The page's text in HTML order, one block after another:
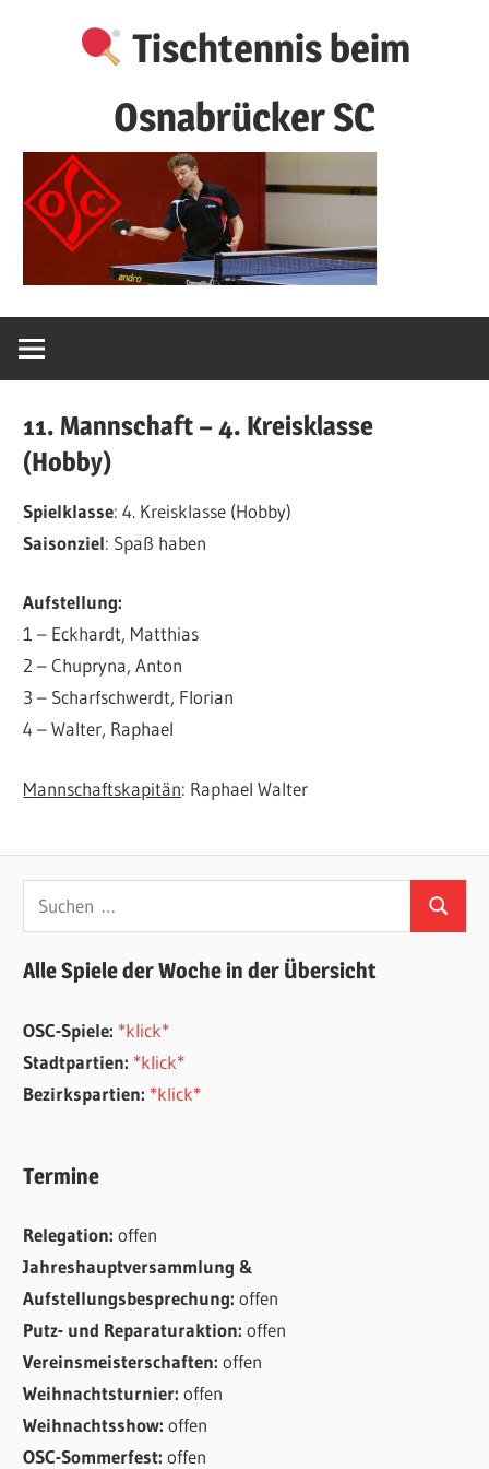
Tischtennis beim
Osnabrücker SC
11. Mannschaft – 4. Kreisklasse
(Hobby)
Spielklasse: 4. Kreisklasse (Hobby)
Saisonziel: Spaß haben
Aufstellung:
1 – Eckhardt, Matthias
2 – Chupryna, Anton
3 – Scharfschwerdt, Florian
4 – Walter, Raphael
Mannschaftskapitän: Raphael Walter
Suchen
nach:
Suchen
Alle Spiele der Woche in der Übersicht
OSC-Spiele: *klick*
Stadtpartien: *klick*
Bezirkspartien: *klick*
Termine
Relegation:offen
Jahreshauptversammlung &
Aufstellungsbesprechung:offen
Putz- und Reparaturaktion:offen
Vereinsmeisterschaften:offen
Weihnachtsturnier:offen
Weihnachtsshow:offen
OSC-Sommerfest:offen